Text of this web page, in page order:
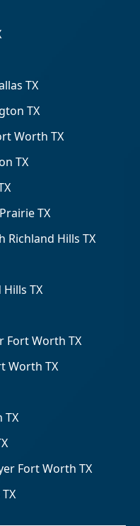
TX
TX
Worth TX
TX
TX
Richland Hills TX
TX
Fort Worth TX
Worth TX
TX
Fort Worth TX